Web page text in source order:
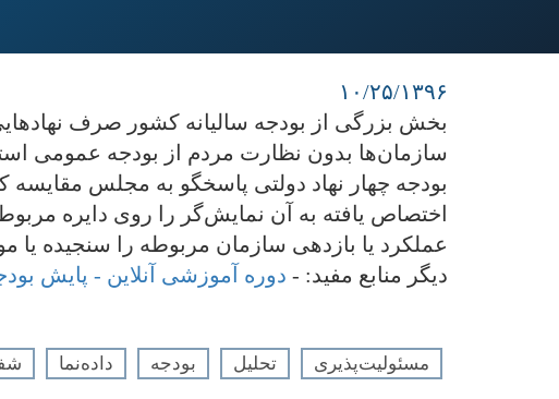
۱۰/۲۵/۱۳۹۶
بخش بزرگی از بودجه سالیانه کشور صرف
بودجه چهار نهاد دولتی پاسخگو به مجلس مقایسه
اختصاص یافته به آن نمایش‌گر را روی دایره
عملکرد یا بازدهی سازمان مربوطه را سنجیده یا مورد
دیگر منابع مفید: - دوره آموزشی آنلاین - پایش
مسئولیت‌پذیری تحلیل بودجه داده‌نما